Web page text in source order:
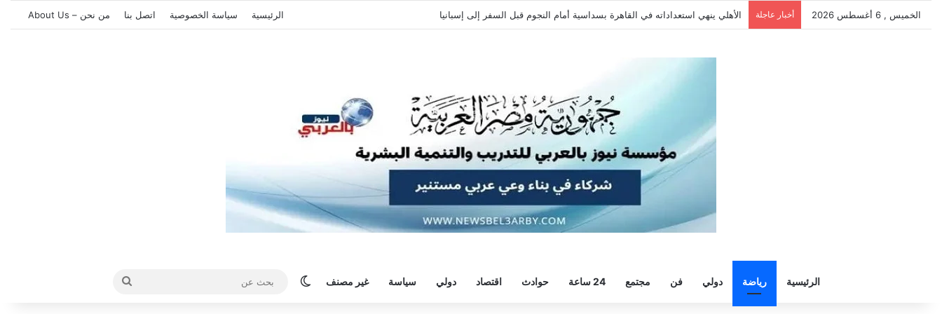
الخميس , 6 أغسطس 2026 أخبار عاجلة الأهلي يهزم بترول أسيوط بثنائية وديًا استعدادًا للموسم الجديد الرئيسية سياسة الخصوصية اتصل بنا من نحن – About Us
الرئيسية رياضة دولي فن مجتمع 24 ساعة حوادث اقتصاد دولي سياسة غير مصنف الوضع المظلم
بحث